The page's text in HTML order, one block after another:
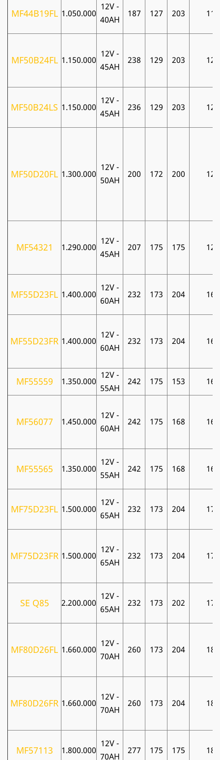
MF44B19FL 1.050.000
12V -
40AH
187 127 203 11
MF50B24FL 1.150.000
12V -
45AH
238 129 203 12
MF50B24LS 1.150.000
12V -
45AH
236 129 203 12
MF50D20FL 1.300.000
12V -
50AH
200 172 200 12
MF54321 1.290.000
12V -
45AH
207 175 175 12
MF55D23FL 1.400.000
12V -
60AH
232 173 204 16
MF55D23FR 1.400.000
12V -
60AH
232 173 204 16
MF55559 1.350.000
12V -
55AH
242 175 153 16
MF56077 1.450.000
12V -
60AH
242 175 168 16
MF55565 1.350.000
12V -
55AH
242 175 168 16
MF75D23FL 1.500.000
12V -
65AH
232 173 204 17
MF75D23FR 1.500.000
12V -
65AH
232 173 204 17
SE Q85 2.200.000
12V -
65AH
232 173 202 17
MF80D26FL 1.660.000
12V -
70AH
260 173 204 18
MF80D26FR 1.660.000
12V -
70AH
260 173 204 18
MF57113 1.800.000
12V -
70AH
277 175 175 18